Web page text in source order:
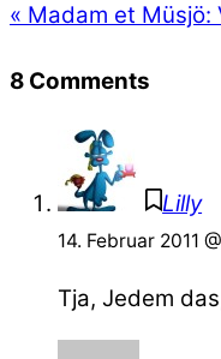
« Madam et Müsjö:
8 Comments
Lilly
14. Februar 2011
Tja, Jedem